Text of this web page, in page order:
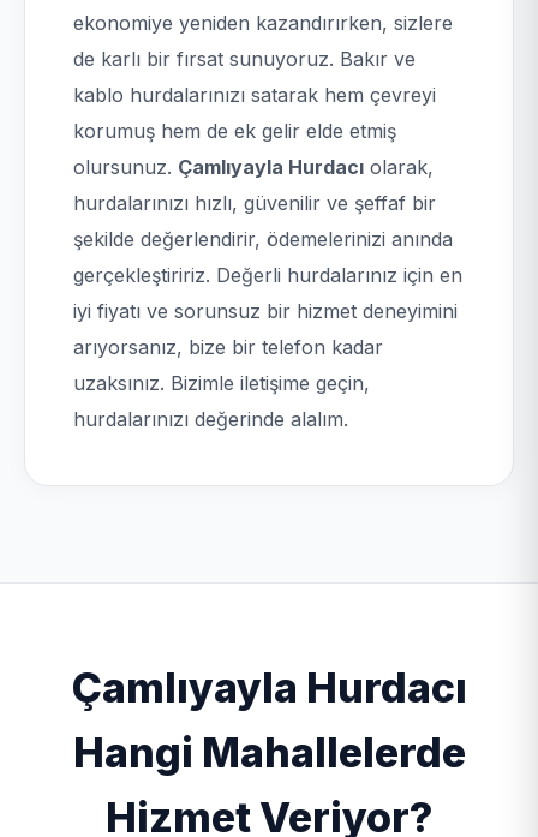
ekonomiye yeniden kazandırırken, sizlere
de karlı bir fırsat sunuyoruz. Bakır ve
kablo hurdalarınızı satarak hem çevreyi
korumuş hem de ek gelir elde etmiş
olursunuz. Çamlıyayla Hurdacı olarak,
hurdalarınızı hızlı, güvenilir ve şeffaf bir
şekilde değerlendirir, ödemelerinizi anında
gerçekleştiririz. Değerli hurdalarınız için en
iyi fiyatı ve sorunsuz bir hizmet deneyimini
arıyorsanız, bize bir telefon kadar
uzaksınız. Bizimle iletişime geçin,
hurdalarınızı değerinde alalım.
Çamlıyayla Hurdacı
Hangi Mahallelerde
Hizmet Veriyor?